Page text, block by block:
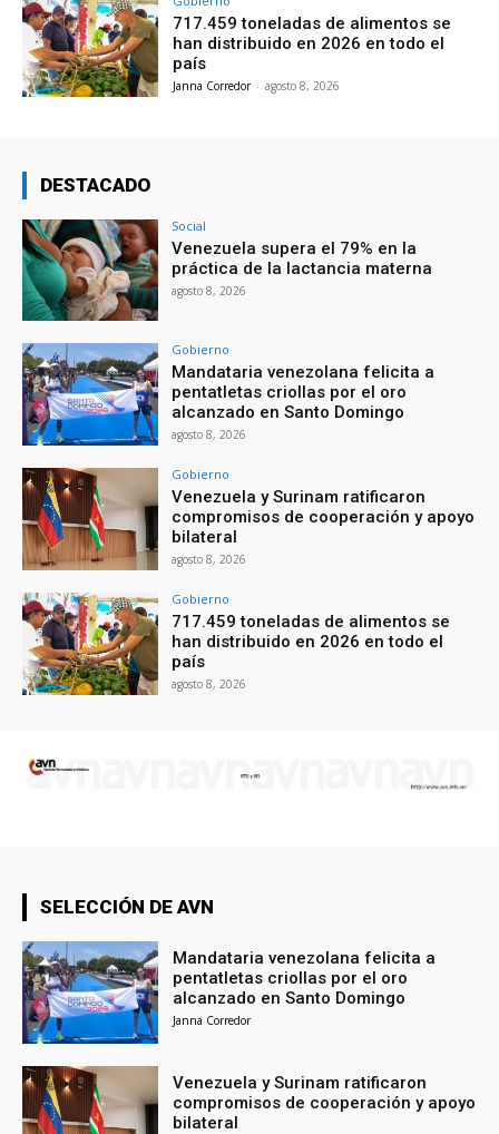
717.459 toneladas de alimentos se
han distribuido en 2026 en todo el
país
Janna Corredor - agosto 8, 2026
DESTACADO
Social
Venezuela supera el 79% en la
práctica de la lactancia materna
agosto 8, 2026
Gobierno
Mandataria venezolana felicita a
pentatletas criollas por el oro
alcanzado en Santo Domingo
agosto 8, 2026
Gobierno
Venezuela y Surinam ratificaron
compromisos de cooperación y apoyo
bilateral
agosto 8, 2026
Gobierno
717.459 toneladas de alimentos se
han distribuido en 2026 en todo el
país
agosto 8, 2026
SELECCIÓN DE AVN
Mandataria venezolana felicita a
pentatletas criollas por el oro
alcanzado en Santo Domingo
Janna Corredor
Venezuela y Surinam ratificaron
compromisos de cooperación y apoyo
bilateral